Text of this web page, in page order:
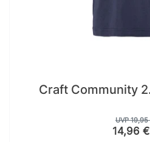
Craft Community
UVP 19,95
14,96